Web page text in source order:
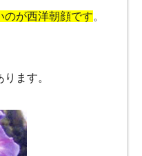
のが西洋朝顔です。
ます。